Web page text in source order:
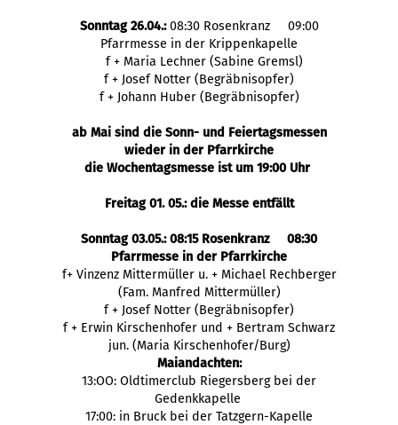
Sonntag 26.04.:08:30 Rosenkranz 09:00
Pfarrmesse in der Krippenkapelle
f + Maria Lechner (Sabine Gremsl)
f + Josef Notter (Begräbnisopfer)
f + Johann Huber (Begräbnisopfer)
ab Mai sind die Sonn- und Feiertagsmessen
wieder in der Pfarrkirche
die Wochentagsmesse ist um 19:00 Uhr
Freitag 01. 05.: die Messe entfällt
Sonntag 03.05.: 08:15 Rosenkranz 08:30
Pfarrmesse in der Pfarrkirche
f+ Vinzenz Mittermüller u. + Michael Rechberger
(Fam. Manfred Mittermüller)
f + Josef Notter (Begräbnisopfer)
f + Erwin Kirschenhofer und + Bertram Schwarz
jun. (Maria Kirschenhofer/Burg)
Maiandachten:
13:OO: Oldtimerclub Riegersberg bei der
Gedenkkapelle
17:00: in Bruck bei der Tatzgern-Kapelle